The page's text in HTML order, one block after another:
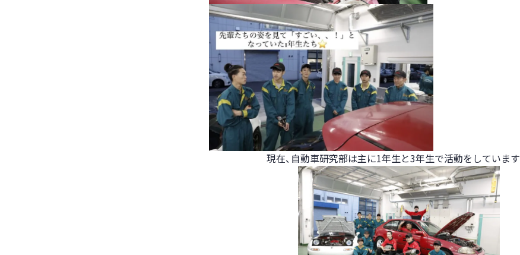
現在、自動車研究部は主に1年生と3年生で活動をしています